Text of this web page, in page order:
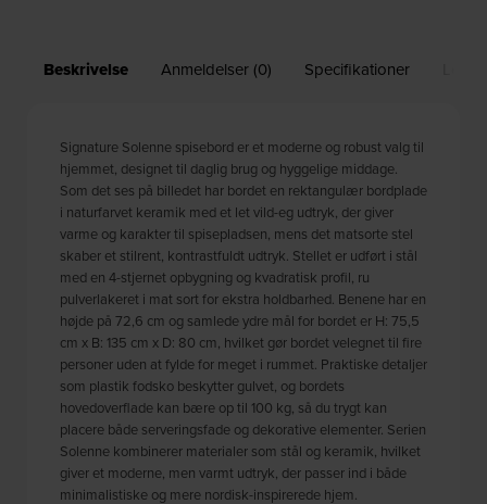
Beskrivelse Anmeldelser (0) Specifikationer
Signature Solenne spisebord er et moderne og robust valg til
hjemmet, designet til daglig brug og hyggelige middage.
Som det ses på billedet har bordet en rektangulær bordplade
i naturfarvet keramik med et let vild-eg udtryk, der giver
varme og karakter til spisepladsen, mens det matsorte stel
skaber et stilrent, kontrastfuldt udtryk. Stellet er udført i stål
med en 4-stjernet opbygning og kvadratisk profil, ru
pulverlakeret i mat sort for ekstra holdbarhed. Benene har en
højde på 72,6 cm og samlede ydre mål for bordet er H: 75,5
cm x B: 135 cm x D: 80 cm, hvilket gør bordet velegnet til fire
personer uden at fylde for meget i rummet. Praktiske detaljer
som plastik fodsko beskytter gulvet, og bordets
hovedoverflade kan bære op til 100 kg, så du trygt kan
placere både serveringsfade og dekorative elementer. Serien
Solenne kombinerer materialer som stål og keramik, hvilket
giver et moderne, men varmt udtryk, der passer ind i både
minimalistiske og mere nordisk-inspirerede hjem.